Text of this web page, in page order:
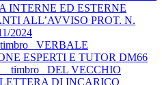
INTERNE ED ESTERNE
ALL’AVVISO PROT. N.
2024
_VERBALE
ESPERTI E TUTOR DM66
_ timbro _DEL VECCHIO
DI INCARICO